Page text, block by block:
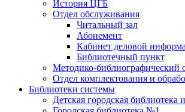
История ЦГБ
Отдел обслуживания
Читальный зал
Абонемент
Кабинет деловой
Библиотечный пункт
Методико-библиографический
Отдел комплектования и
Библиотеки системы
Детская городская